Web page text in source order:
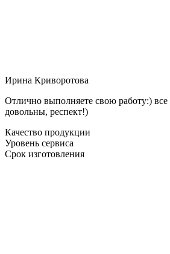
Ирина Криворотова
Отлично выполняете свою работу:) все
довольны, респект!)
Качество продукции
Уровень сервиса
Срок изготовления